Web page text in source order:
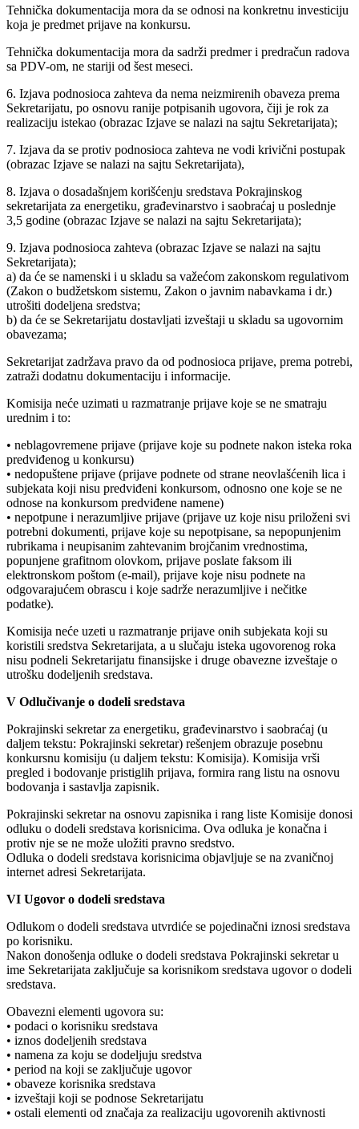
Tehnička dokumentacija mora da se odnosi na konkretnu investiciju
koja je predmet prijave na konkursu.
Tehnička dokumentacija mora da sadrži predmer i predračun radova
sa PDV-om, ne stariji od šest meseci.
6. Izjava podnosioca zahteva da nema neizmirenih obaveza prema
Sekretarijatu, po osnovu ranije potpisanih ugovora, čiji je rok za
realizaciju istekao (obrazac Izjave se nalazi na sajtu Sekretarijata);
7. Izjava da se protiv podnosioca zahteva ne vodi krivični postupak
(obrazac Izjave se nalazi na sajtu Sekretarijata),
8. Izjava o dosadašnjem korišćenju sredstava Pokrajinskog
sekretarijata za energetiku, građevinarstvo i saobraćaj u poslednje
3,5 godine (obrazac Izjave se nalazi na sajtu Sekretarijata);
9. Izjava podnosioca zahteva (obrazac Izjave se nalazi na sajtu
Sekretarijata);
a) da će se namenski i u skladu sa važećom zakonskom regulativom
(Zakon o budžetskom sistemu, Zakon o javnim nabavkama i dr.)
utrošiti dodeljena sredstva;
b) da će se Sekretarijatu dostavljati izveštaji u skladu sa ugovornim
obavezama;
Sekretarijat zadržava pravo da od podnosioca prijave, prema potrebi,
zatraži dodatnu dokumentaciju i informacije.
Komisija neće uzimati u razmatranje prijave koje se ne smatraju
urednim i to:
• neblagovremene prijave (prijave koje su podnete nakon isteka roka
predviđenog u konkursu)
• nedopuštene prijave (prijave podnete od strane neovlašćenih lica i
subjekata koji nisu predviđeni konkursom, odnosno one koje se ne
odnose na konkursom predviđene namene)
• nepotpune i nerazumljive prijave (prijave uz koje nisu priloženi svi
potrebni dokumenti, prijave koje su nepotpisane, sa nepopunjenim
rubrikama i neupisanim zahtevanim brojčanim vrednostima,
popunjene grafitnom olovkom, prijave poslate faksom ili
elektronskom poštom (e-mail), prijave koje nisu podnete na
odgovarajućem obrascu i koje sadrže nerazumljive i nečitke
podatke).
Komisija neće uzeti u razmatranje prijave onih subjekata koji su
koristili sredstva Sekretarijata, a u slučaju isteka ugovorenog roka
nisu podneli Sekretarijatu finansijske i druge obavezne izveštaje o
utrošku dodeljenih sredstava.
V Odlučivanje o dodeli sredstava
Pokrajinski sekretar za energetiku, građevinarstvo i saobraćaj (u
daljem tekstu: Pokrajinski sekretar) rešenjem obrazuje posebnu
konkursnu komisiju (u daljem tekstu: Komisija). Komisija vrši
pregled i bodovanje pristiglih prijava, formira rang listu na osnovu
bodovanja i sastavlja zapisnik.
Pokrajinski sekretar na osnovu zapisnika i rang liste Komisije donosi
odluku o dodeli sredstava korisnicima. Ova odluka je konačna i
protiv nje se ne može uložiti pravno sredstvo.
Odluka o dodeli sredstava korisnicima objavljuje se na zvaničnoj
internet adresi Sekretarijata.
VI Ugovor o dodeli sredstava
Odlukom o dodeli sredstava utvrdiće se pojedinačni iznosi sredstava
po korisniku.
Nakon donošenja odluke o dodeli sredstava Pokrajinski sekretar u
ime Sekretarijata zaključuje sa korisnikom sredstava ugovor o dodeli
sredstava.
Obavezni elementi ugovora su:
• podaci o korisniku sredstava
• iznos dodeljenih sredstava
• namena za koju se dodeljuju sredstva
• period na koji se zaključuje ugovor
• obaveze korisnika sredstava
• izveštaji koji se podnose Sekretarijatu
• ostali elementi od značaja za realizaciju ugovorenih aktivnosti